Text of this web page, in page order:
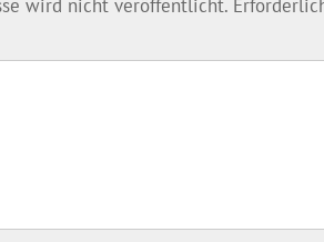
wird nicht veröffentlicht.